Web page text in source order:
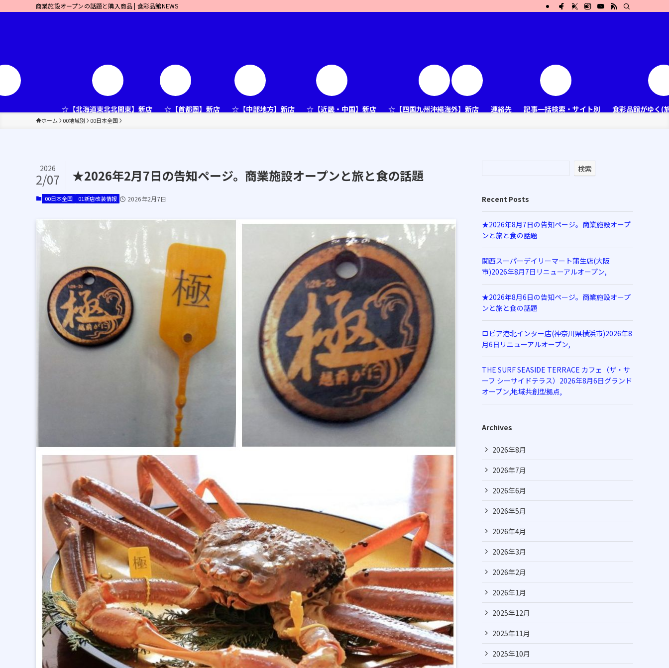
商業施設オープンの話題と購入商品 | 食彩品館NEWS
☆【北海道東北北関東】新店 ☆【首都圏】新店 ☆【中部地方】新店 ☆【近畿・中国】新店 ☆【四国九州沖縄海外】新店 連絡先 記事一括検索・サイト別 食彩品館がゆく(
ホーム 00地域別 00日本全国
★2026年2月7日の告知ページ。商業施設オープンと旅と食の話題
2026
2/07
00日本全国 01新店改装情報 2026年2月7日
検索
Recent Posts
★2026年8月7日の告知ページ。商業施設オープ
ンと旅と食の話題
関西スーパーデイリーマート蒲生店(大阪
市)2026年8月7日リニューアルオープン,
★2026年8月6日の告知ページ。商業施設オープ
ンと旅と食の話題
ロピア港北インター店(神奈川県横浜市)2026年8
月6日リニューアルオープン,
THE SURF SEASIDE TERRACE カフェ（ザ・サ
ーフ シーサイドテラス）2026年8月6日グランド
オープン,地域共創型拠点,
Archives
2026年8月
2026年7月
2026年6月
2026年5月
2026年4月
2026年3月
2026年2月
2026年1月
2025年12月
2025年11月
2025年10月